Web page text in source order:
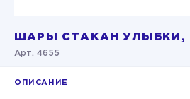
ШАРЫ СТАКАН УЛЫБКИ,
Арт. 4655
ОПИСАНИЕ